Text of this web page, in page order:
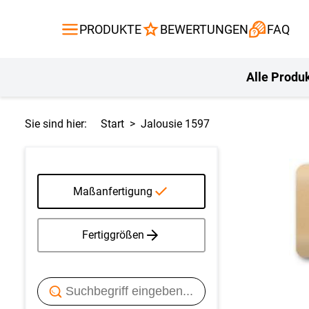
PRODUKTE BEWERTUNGEN FAQ
Alle
Gardinen
Sie sind hier: Start Jalousie 1597
Maßanfertigung
Fertiggrößen